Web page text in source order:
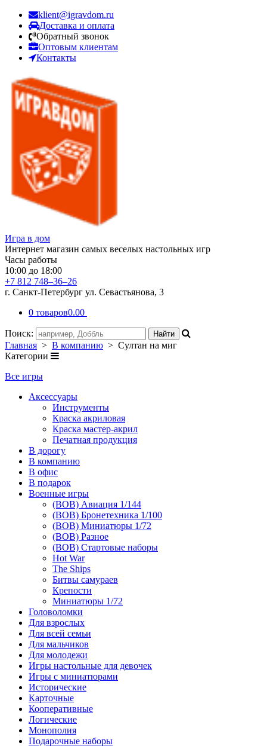
klient@igravdom.ru
Доставка и оплата
Обратный звонок
Оптовым клиентам
Контакты
Игра в дом
Интернет магазин самых веселых настольных игр
Часы работы
10:00 до 18:00
+7 812 748–36–26
г. Санкт-Петербург ул. Севастьянова, 3
0 товаров0.00
Поиск:
Главная > В компанию > Султан на миг
Категории
Все игры
Аксессуары
Инструменты
Краска акриловая
Краска мастер-акрил
Печатная продукция
В дорогу
В компанию
В офис
В подарок
Военные игры
(ВОВ) Авиация 1/144
(ВОВ) Бронетехника 1/100
(ВОВ) Миниатюры 1/72
(ВОВ) Разное
(ВОВ) Стартовые наборы
Hot War
The Ships
Битвы самураев
Крепости
Миниатюры 1/72
Головоломки
Для взрослых
Для всей семьи
Для мальчиков
Для молодежи
Игры настольные для девочек
Игры с миниатюрами
Исторические
Карточные
Кооперативные
Логические
Монополия
Подарочные наборы